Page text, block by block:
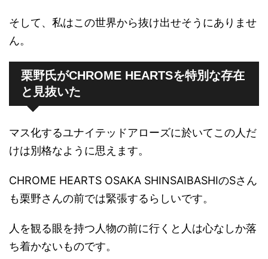
そして、私はこの世界から抜け出せそうにありませ
ん。
栗野氏がCHROME HEARTSを特別な存在
と見抜いた
マス化するユナイテッドアローズに於いてこの人だ
けは別格なように思えます。
CHROME HEARTS OSAKA SHINSAIBASHIのSさん
も栗野さんの前では緊張するらしいです。
人を観る眼を持つ人物の前に行くと人は心なしか落
ち着かないものです。